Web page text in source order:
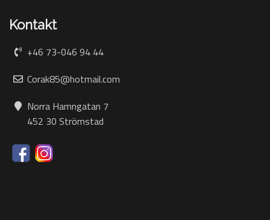
Kontakt
+46 73-046 94 44
Corak85@hotmail.com
Norra Hamngatan 7
452 30 Strömstad